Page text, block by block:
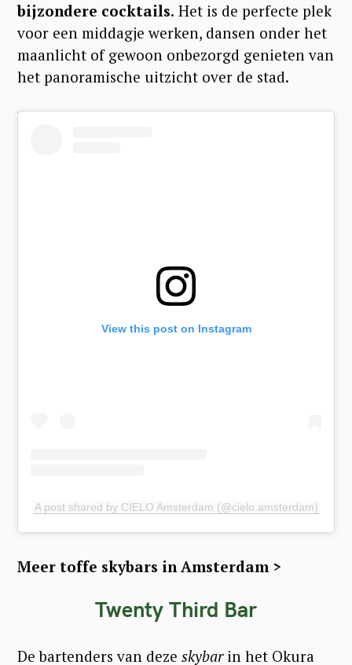
bijzondere cocktails. Het is de perfecte plek
voor een middagje werken, dansen onder het
maanlicht of gewoon onbezorgd genieten van
het panoramische uitzicht over de stad.
View this post on Instagram
A post shared by CIELO Amsterdam (@cielo.amsterdam)
Meer toffe skybars in Amsterdam >
Twenty Third Bar
De bartenders van deze skybar in het Okura